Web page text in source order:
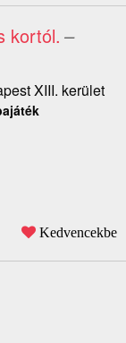
kortól. –
XIII. kerület
Kedvencekbe